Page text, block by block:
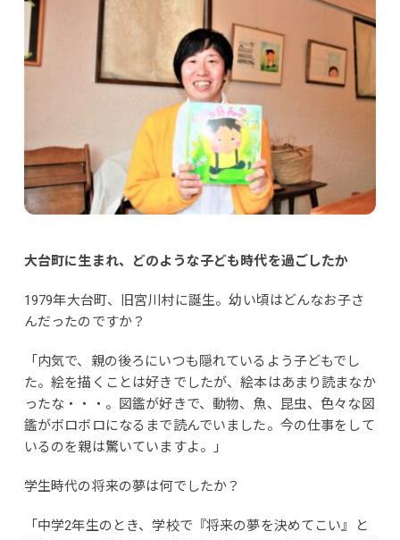
大台町に生まれ、どのような子ども時代を過ごしたか
1979年大台町、旧宮川村に誕生。幼い頃はどんなお子さ
んだったのですか？
「内気で、親の後ろにいつも隠れているよう子どもでし
た。絵を描くことは好きでしたが、絵本はあまり読まなか
ったな・・・。図鑑が好きで、動物、魚、昆虫、色々な図
鑑がボロボロになるまで読んでいました。今の仕事をして
いるのを親は驚いていますよ。」
学生時代の将来の夢は何でしたか？
「中学2年生のとき、学校で『将来の夢を決めてこい』と